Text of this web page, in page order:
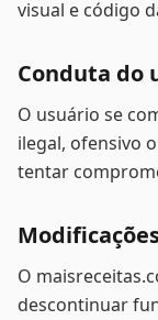
visual e código
Conduta do
O usuário se
ilegal, ofensivo
tentar
O
descontinuar